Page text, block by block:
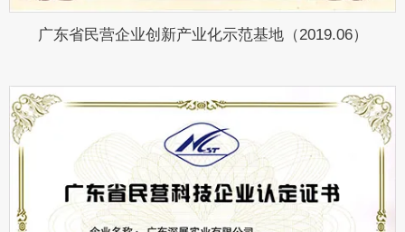
广东省民营企业创新产业化示范基地（2019.06）